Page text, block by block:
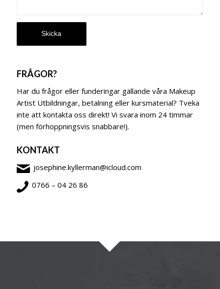
FRÅGOR?
Har du frågor eller funderingar gällande våra Makeup
Artist Utbildningar, betalning eller kursmaterial? Tveka
inte att kontakta oss direkt! Vi svara inom 24 timmar
(men förhoppningsvis snabbare!).
KONTAKT
josephine.kyllerman@icloud.com
0766 – 04 26 86